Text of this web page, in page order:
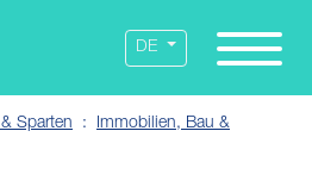
DE
Sparten
Immobilien, Bau &